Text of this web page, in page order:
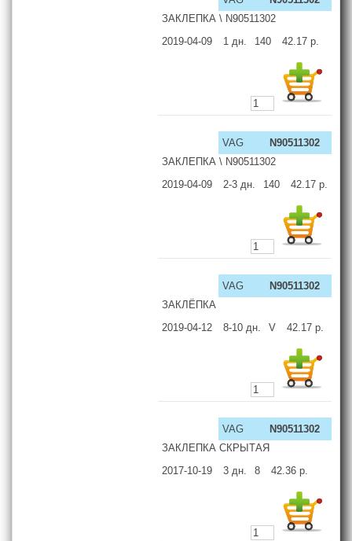
ЗАКЛЕПКА \ N90511302
2019-04-09
1 дн. 140 42.17 р.
VAG
N90511302
ЗАКЛЕПКА \ N90511302
2019-04-09
2-3 дн. 140 42.17 р.
VAG
N90511302
ЗАКЛЁПКА
2019-04-12
8-10 дн. V 42.17 р.
VAG
N90511302
ЗАКЛЕПКА СКРЫТАЯ
2017-10-19
3 дн. 8 42.36 р.